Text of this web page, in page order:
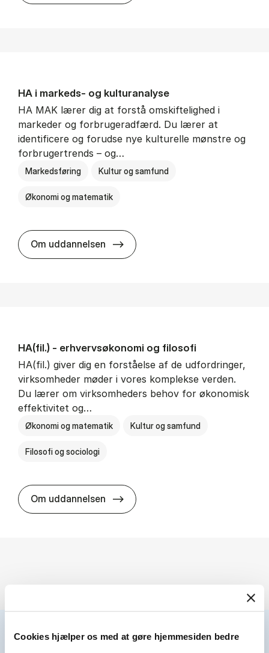
Cookies hjælper os med at gøre hjemmesiden bedre
HA i mar­keds- og kul­tu­r­a­na­ly­se
HA MAK lærer dig at forstå omskiftelighed i
markeder og forbrugeradfærd. Du lærer at
identificere og forudse nye kulturelle mønstre og
forbrugertrends – og…
Markedsføring Kultur og samfund
Økonomi og matematik
Om uddannelsen HA i mar­keds- og kul­tu­r­a­na­ly­se
HA(fil.) - erhvervs­økonomi og fi­lo­so­fi
HA(fil.) giver dig en forståelse af de udfordringer,
virksomheder møder i vores komplekse verden.
Du lærer om virksomheders behov for økonomisk
effektivitet og…
Økonomi og matematik Kultur og samfund
Filosofi og sociologi
Om uddannelsen HA(fil.) - erhvervs­økonomi og